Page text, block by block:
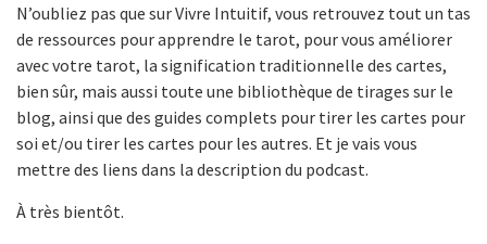
N’oubliez pas que sur Vivre Intuitif, vous retrouvez tout un tas
de ressources pour apprendre le tarot, pour vous améliorer
avec votre tarot, la signification traditionnelle des cartes,
bien sûr, mais aussi toute une bibliothèque de tirages sur le
blog, ainsi que des guides complets pour tirer les cartes pour
soi et/ou tirer les cartes pour les autres. Et je vais vous
mettre des liens dans la description du podcast.
À très bientôt.